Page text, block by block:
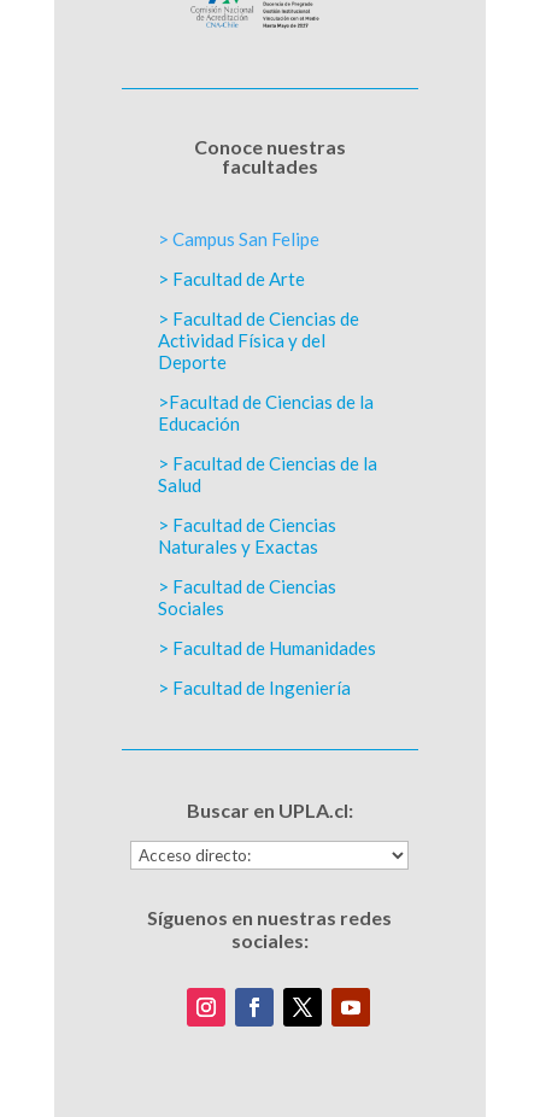
Conoce nuestras
facultades
> Campus San Felipe
> Facultad de Arte
> Facultad de Ciencias de
Actividad Física y del
Deporte
>Facultad de Ciencias de la
Educación
> Facultad de Ciencias de la
Salud
> Facultad de Ciencias
Naturales y Exactas
> Facultad de Ciencias
Sociales
> Facultad de Humanidades
> Facultad de Ingeniería
Buscar en UPLA.cl:
Síguenos en nuestras redes
sociales: